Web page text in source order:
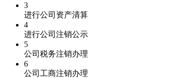
3
进行公司资产清算
4
进行公司注销公示
5
公司税务注销办理
6
公司工商注销办理